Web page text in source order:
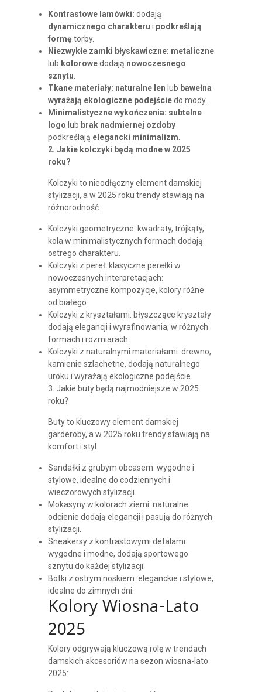
Kontrastowe lamówki: dodają
dynamicznego charakteru i podkreślają
formętorby.
Niezwykłe zamki błyskawiczne: metaliczne
lub kolorowedodają nowoczesnego
sznytu
Tkane materiały: naturalne len lub bawełna
wyrażają ekologiczne podejściedo mody.
Minimalistyczne wykończenia: subtelne
logo lub brak nadmiernej ozdoby
podkreślają elegancki minimalizm
2. Jakie kolczyki będą modne w 2025
roku?
Kolczyki to nieodłączny element damskiej
stylizacji, a w 2025 roku trendy stawiają na
różnorodność:
Kolczyki geometryczne: kwadraty, trójkąty,
kola w minimalistycznych formach dodają
ostrego charakteru.
Kolczyki z pereł: klasyczne perełki w
nowoczesnych interpretacjach:
asymmetryczne kompozycje, kolory różne
od białego.
Kolczyki z kryształami: błyszczące kryształy
dodają elegancji i wyrafinowania, w różnych
formach i rozmiarach.
Kolczyki z naturalnymi materiałami: drewno,
kamienie szlachetne, dodają naturalnego
uroku i wyrażają ekologiczne podejście.
3. Jakie buty będą najmodniejsze w 2025
roku?
Buty to kluczowy element damskiej
garderoby, a w 2025 roku trendy stawiają na
komfort i styl:
Sandałki z grubym obcasem: wygodne i
stylowe, idealne do codziennych i
wieczorowych stylizacji.
Mokasyny w kolorach ziemi: naturalne
odcienie dodają elegancji i pasują do różnych
stylizacji.
Sneakersy z kontrastowymi detalami:
wygodne i modne, dodają sportowego
sznytu do każdej stylizacji.
Botki z ostrym noskiem: eleganckie i stylowe,
idealne do zimnych dni.
Kolory Wiosna-Lato
2025
Kolory odgrywają kluczową rolę w trendach
damskich akcesoriów na sezon wiosna-lato
2025: